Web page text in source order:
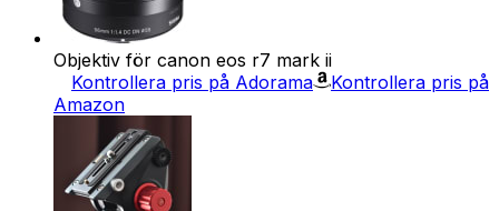
Objektiv för canon eos r7 mark ii
Kontrollera pris på Adorama
Kontrollera pris på
Amazon